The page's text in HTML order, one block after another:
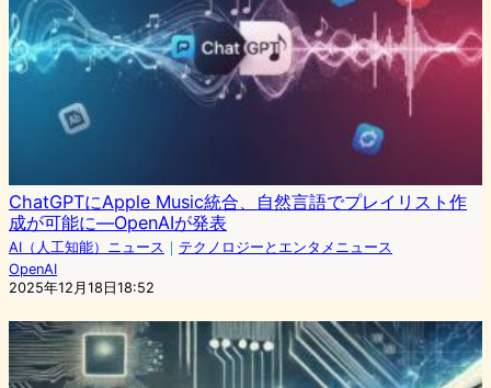
ChatGPTにApple Music統合、自然言語でプレイリスト作
成が可能に―OpenAIが発表
AI（人工知能）ニュース ｜ テクノロジーとエンタメニュース
OpenAI
2025年12月18日18:52